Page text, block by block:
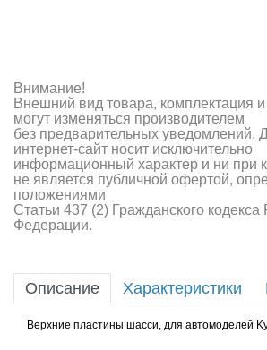
Аппаратура и электроника
Аккумуляторы и батарейки
Зарядные устройства и блоки питания
Двигатели
Инструмент,измерительные
Оптовая продажа запчастей для моделей
Внимание!
Внешний вид товара, комплектация и
могут изменяться производителем
без предварительных уведомлений.
интернет-сайт носит исключительно
информационный характер и ни при
не является публичной офертой,
положениями
Статьи 437 (2) Гражданского кодекса
Федерации.
Описание Характеристики
Верхние пластины шасси, для автомоделей